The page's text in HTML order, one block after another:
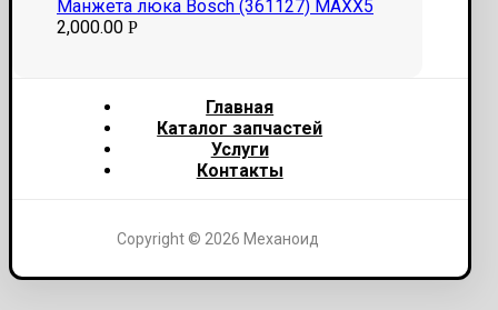
Манжета люка Bosch (361127) MAXX5
2,000.00 Р
Главная
Каталог запчастей
Услуги
Контакты
Copyright © 2026 Механоид